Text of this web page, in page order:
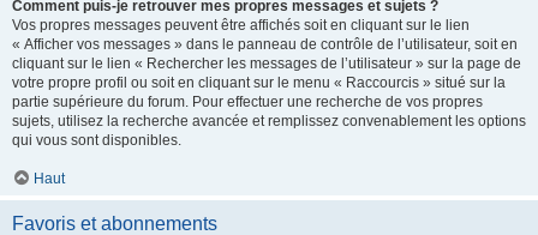
Comment puis-je retrouver mes propres messages et sujets ?
Vos propres messages peuvent être affichés soit en cliquant sur le lien
« Afficher vos messages » dans le panneau de contrôle de l’utilisateur, soit en
cliquant sur le lien « Rechercher les messages de l’utilisateur » sur la page de
votre propre profil ou soit en cliquant sur le menu « Raccourcis » situé sur la
partie supérieure du forum. Pour effectuer une recherche de vos propres
sujets, utilisez la recherche avancée et remplissez convenablement les options
qui vous sont disponibles.
Haut
Favoris et abonnements